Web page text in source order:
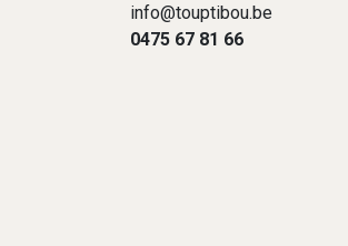
info@touptibou.be
0475 67 81 66